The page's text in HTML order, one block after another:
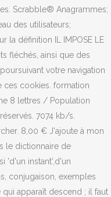
Scrabble® Anagrammes;
des utilisateurs;
la définition IL IMPOSE LE
fléchés, ainsi que des
votre navigation
ces cookies. formation
8 lettres / Population
7074 kb/s.
8,00 € J'ajoute à mon
le dictionnaire de
'd'un instant',d'un
conjugaison, exemples
apparaît descend ; il faut